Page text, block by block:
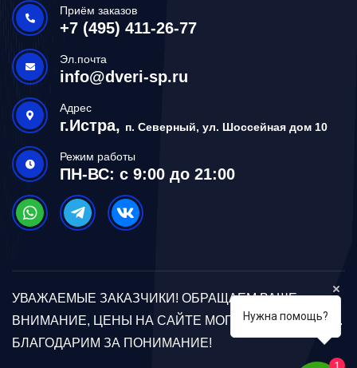
Приём заказов
+7 (495) 411-26-77
Эл.почта
info@dveri-sp.ru
Адрес
г.Истра, п. Северный, ул. Шоссейная дом 10
Режим работы
ПН-ВС: с 9:00 до 21:00
УВАЖАЕМЫЕ ЗАКАЗЧИКИ! ОБРАЩАЕМ ВАШЕ
ВНИМАНИЕ, ЦЕНЫ НА САЙТЕ МОГУТ ОТЛИЧАТЬСЯ.
БЛАГОДАРИМ ЗА ПОНИМАНИЕ!
Нужна помощь?
1